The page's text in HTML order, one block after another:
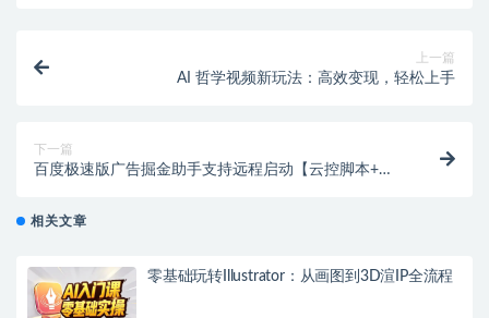
上一篇
AI 哲学视频新玩法：高效变现，轻松上手
下一篇
百度极速版广告掘金助手支持远程启动【云控脚本+使
相关文章
零基础玩转Illustrator：从画图到3D渲IP全流程